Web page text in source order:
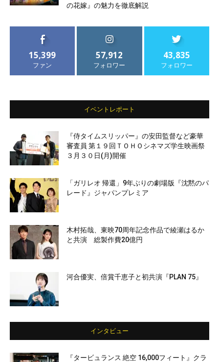
の花嫁』の魅力を徹底解説
15,399
ファン
57,912
フォロワー
43,835
フォロワー
イベントレポート
『侍タイムスリッパー』の安田監督など豪華
審査員 第１９回ＴＯＨＯシネマズ学生映画祭
３月３０日(月)開催
「ガリレオ 帰還」9年ぶりの劇場版『沈黙のパ
レード』ジャパンプレミア
木村拓哉、東映70周年記念作品で綾瀬はるか
と共演 総製作費20億円
河合優実、倍賞千恵子と初共演『PLAN 75』
インタビュー
『タービュランス 絶空 16,000フィート』クラ